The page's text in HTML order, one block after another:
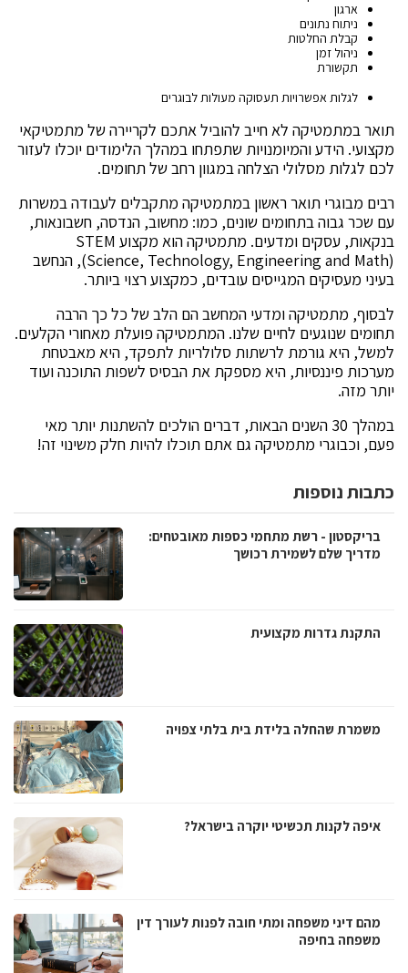
ארגון
ניתוח נתונים
קבלת החלטות
ניהול זמן
תקשורת
לגלות אפשרויות תעסוקה מעולות לבוגרים
תואר במתמטיקה לא חייב להוביל אתכם לקריירה של מתמטיקאי
מקצועי. הידע והמיומנויות שתפתחו במהלך הלימודים יוכלו לעזור
לכם לגלות מסלולי הצלחה במגוון רחב של תחומים.
רבים מבוגרי תואר ראשון במתמטיקה מתקבלים לעבודה במשרות
עם שכר גבוה בתחומים שונים, כמו: מחשוב, הנדסה, חשבונאות,
בנקאות, עסקים ומדעים. מתמטיקה הוא מקצוע STEM
(Science, Technology, Engineering and Math), הנחשב
בעיני מעסיקים המגייסים עובדים, כמקצוע רצוי ביותר.
לבסוף, מתמטיקה ומדעי המחשב הם הלב של כל כך הרבה
תחומים שנוגעים לחיים שלנו. המתמטיקה פועלת מאחורי הקלעים.
למשל, היא גורמת לרשתות סלולריות לתפקד, היא מאבטחת
מערכות פיננסיות, היא מספקת את הבסיס לשפות התוכנה ועוד
יותר מזה.
במהלך 30 השנים הבאות, דברים הולכים להשתנות יותר מאי
פעם, וכבוגרי מתמטיקה גם אתם תוכלו להיות חלק משינוי זה!
כתבות נוספות
בריקסטון - רשת מתחמי כספות מאובטחים:
מדריך שלם לשמירת רכושך
התקנת גדרות מקצועית
משמרת שהחלה בלידת בית בלתי צפויה
איפה לקנות תכשיטי יוקרה בישראל?
מהם דיני משפחה ומתי חובה לפנות לעורך דין
משפחה בחיפה